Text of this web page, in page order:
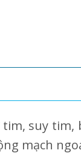
suy tim,
mạch